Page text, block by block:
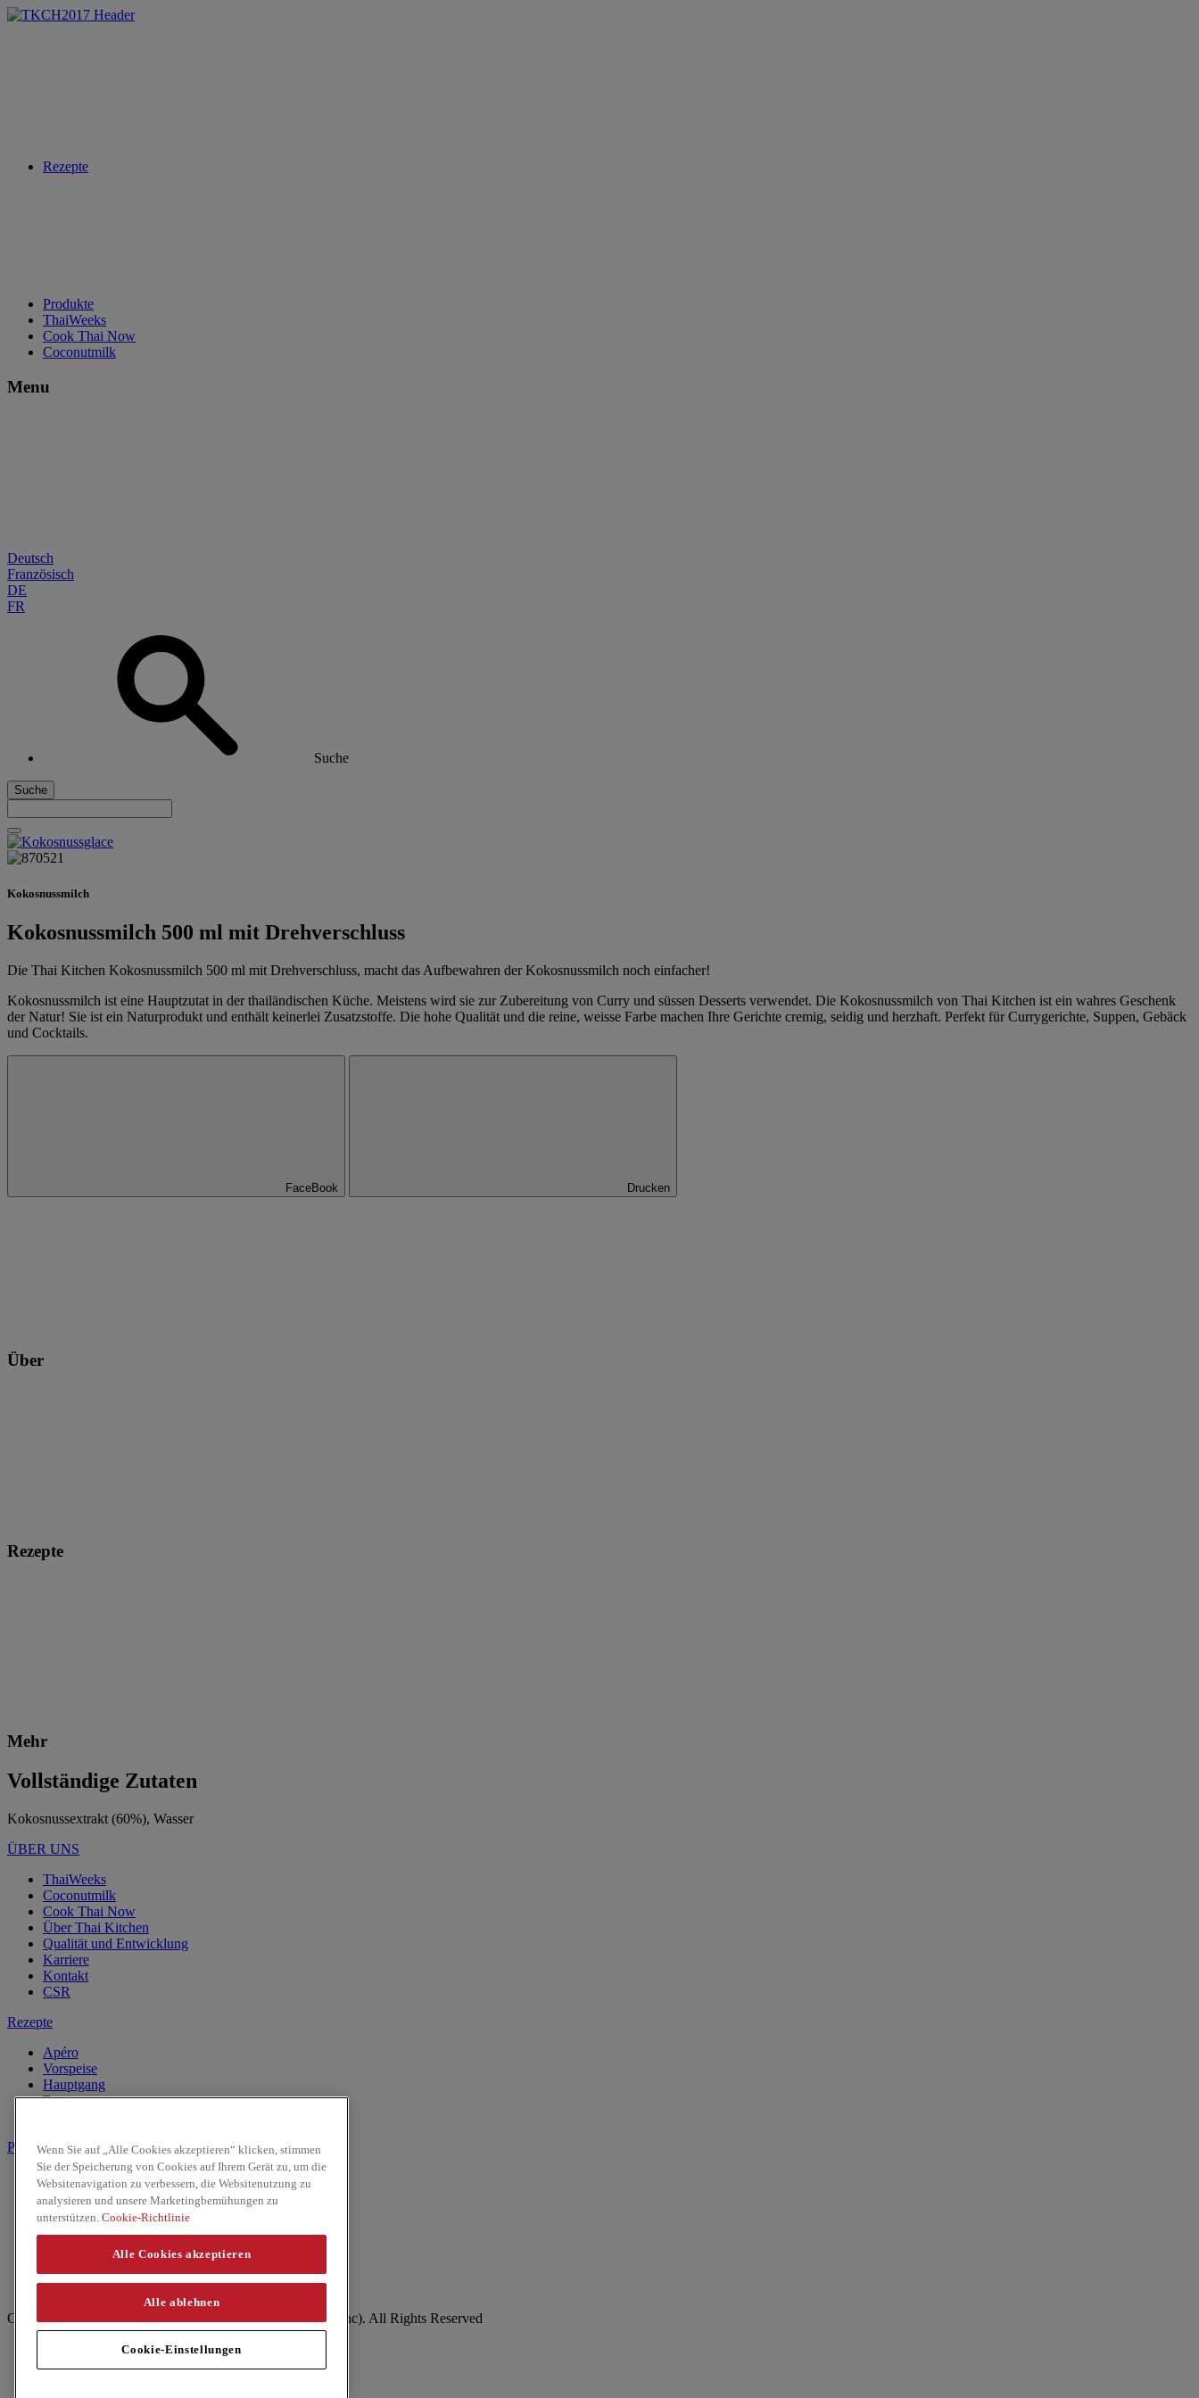
Rezepte
Produkte
ThaiWeeks
Cook Thai Now
Coconutmilk
Menu
Deutsch
Französisch
DE
FR
Suche
Suche
Kokosnussmilch
Kokosnussmilch 500 ml mit Drehverschluss
Die Thai Kitchen Kokosnussmilch 500 ml mit Drehverschluss, macht das Aufbewahren der Kokosnussmilch noch einfacher!
Kokosnussmilch ist eine Hauptzutat in der thailändischen Küche. Meistens wird sie zur Zubereitung von Curry und süssen Desserts verwendet. Die Kokosnussmilch von Thai Kitchen ist ein wahres Geschenk
der Natur! Sie ist ein Naturprodukt und enthält keinerlei Zusatzstoffe. Die hohe Qualität und die reine, weisse Farbe machen Ihre Gerichte cremig, seidig und herzhaft. Perfekt für Currygerichte, Suppen, Gebäck
und Cocktails.
FaceBook Drucken
Über
Rezepte
Mehr
Vollständige Zutaten
Kokosnussextrakt (60%), Wasser
ÜBER UNS
ThaiWeeks
Coconutmilk
Cook Thai Now
Über Thai Kitchen
Qualität und Entwicklung
Karriere
Kontakt
CSR
Rezepte
Apéro
Vorspeise
Hauptgang
Dessert
Produkte
Kokosnussmilch
Pasten
Reis & Nudeln
Kochsaucen
Facebook
Youtube
Copyright © 2026 ThaiKitchen (McCormick & Company, Inc). All Rights Reserved
Datenschutzrichtlinie
Wenn Sie auf „Alle Cookies akzeptieren“ klicken, stimmen
Sie der Speicherung von Cookies auf Ihrem Gerät zu, um die
Websitenavigation zu verbessern, die Websitenutzung zu
analysieren und unsere Marketingbemühungen zu
unterstützen. Cookie-Richtlinie
Alle Cookies akzeptieren
Alle ablehnen
Cookie-Einstellungen